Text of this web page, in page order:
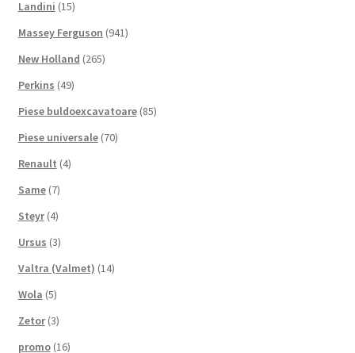
Landini (15)
Massey Ferguson (941)
New Holland (265)
Perkins (49)
Piese buldoexcavatoare (85)
Piese universale (70)
Renault (4)
Same (7)
Steyr (4)
Ursus (3)
Valtra (Valmet) (14)
Wola (5)
Zetor (3)
promo (16)